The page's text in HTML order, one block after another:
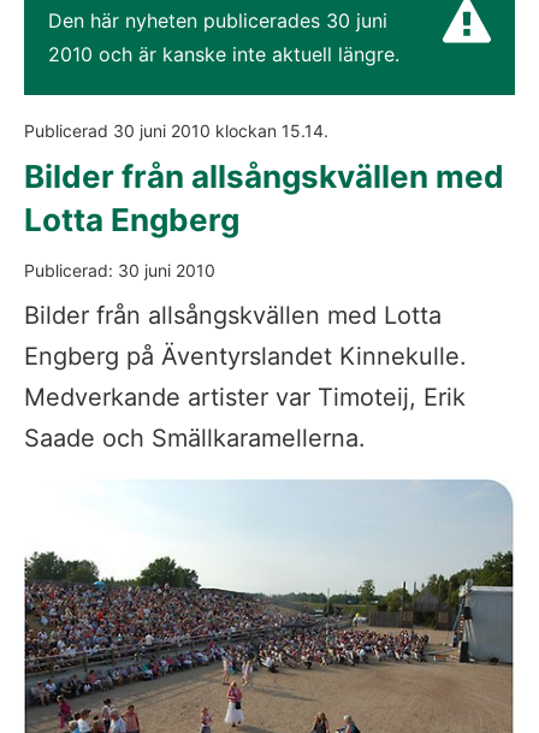
Den här nyheten publicerades 30 juni
2010 och är kanske inte aktuell längre.
Publicerad 30 juni 2010 klockan 15.14.
Bilder från allsångskvällen med
Lotta Engberg
Publicerad: 30 juni 2010
Bilder från allsångskvällen med Lotta
Engberg på Äventyrslandet Kinnekulle.
Medverkande artister var Timoteij, Erik
Saade och Smällkaramellerna.